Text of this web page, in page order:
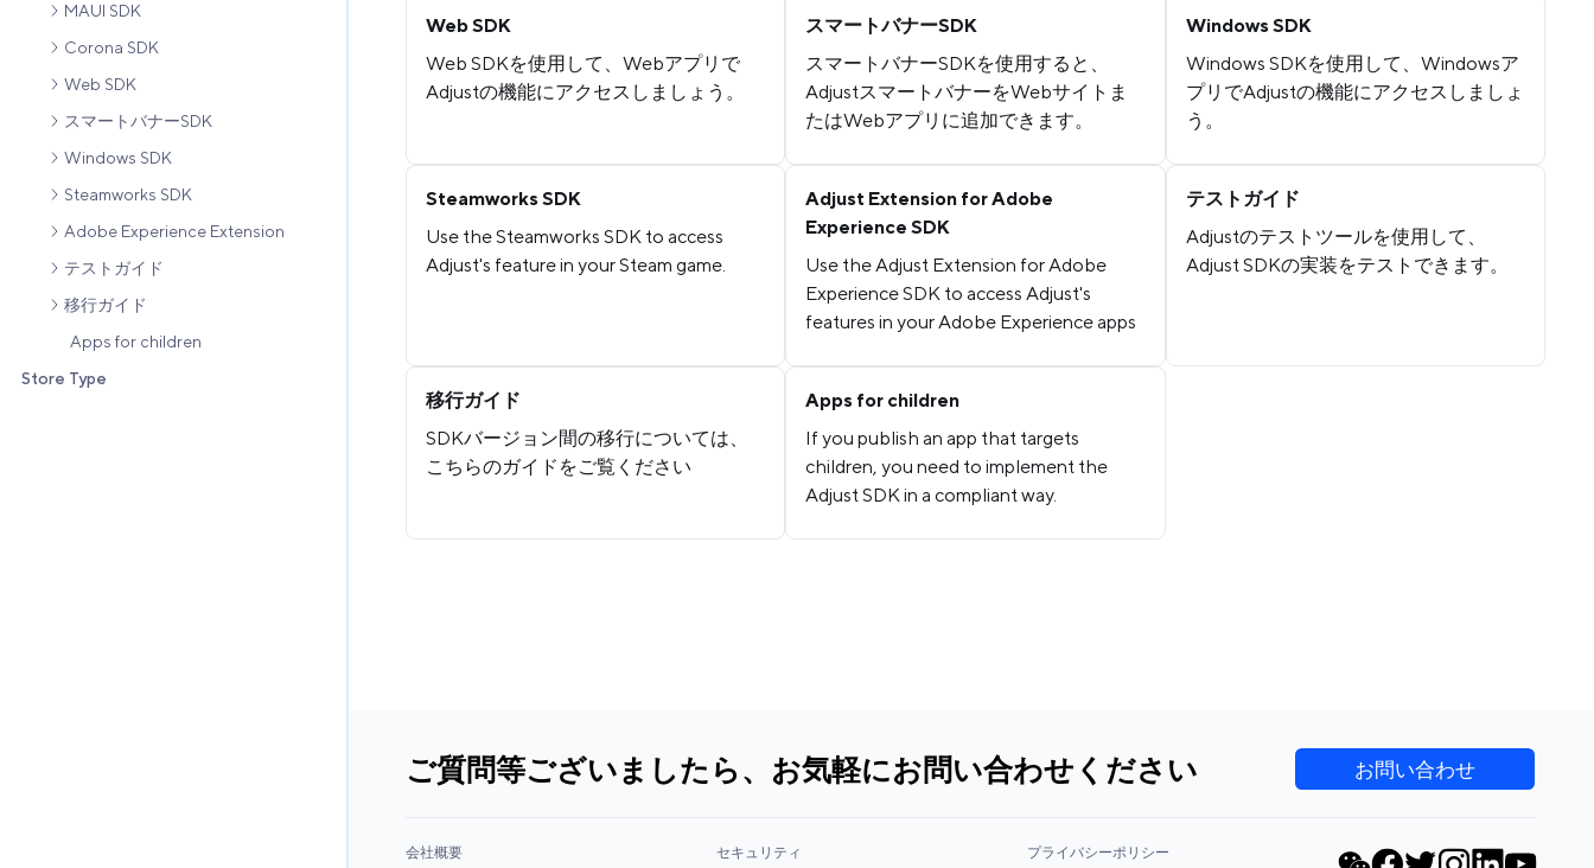
MAUI SDK
Corona SDK
Web SDK
スマートバナーSDK
Windows SDK
Steamworks SDK
Adobe Experience Extension
テストガイド
移行ガイド
Apps for children
Store Type
Web SDK
Web SDKを使用して、Webアプリで
Adjustの機能にアクセスしましょう。
スマートバナーSDK
スマートバナーSDKを使用すると、
AdjustスマートバナーをWebサイトま
たはWebアプリに追加できます。
Windows SDK
Windows SDKを使用して、Windowsア
プリでAdjustの機能にアクセスしましょ
う。
Steamworks SDK
Use the Steamworks SDK to access
Adjust's feature in your Steam game.
Adjust Extension for Adobe
Experience SDK
Use the Adjust Extension for Adobe
Experience SDK to access Adjust's
features in your Adobe Experience apps
テストガイド
Adjustのテストツールを使用して、
Adjust SDKの実装をテストできます。
移行ガイド
SDKバージョン間の移行については、
こちらのガイドをご覧ください
Apps for children
If you publish an app that targets
children, you need to implement the
Adjust SDK in a compliant way.
ご質問等ございましたら、お気軽にお問い合わせください お問い合わせ
会社概要 セキュリティ
プライバシーポリシー